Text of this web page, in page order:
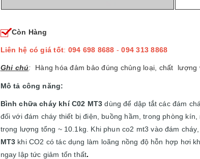
Còn Hàng
Liên hệ có giá tốt: 094 698 8688 -094 313 8868
Ghi chú: Hàng hóa đảm bảo đúng chủng loại, chất
Mô tả công năng:
Bình chữa cháy khí C02 MT3 dùng để dập tắt các đám
đối với đám cháy thiết bị điện, buồng hầm, trong phòng
trọng lượng tổng ~ 10.1kg. Khi phun co2 mt3 vào đám cháy,
MT3 khi CO2 có tác dụng làm loãng nồng độ hỗn hợp hơi
ngay lập tức giảm tổn thất.